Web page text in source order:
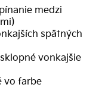
medzi
spätných
vonkajšie
vo farbe